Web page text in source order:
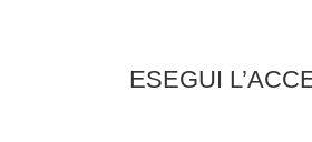
ESEGUI